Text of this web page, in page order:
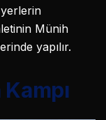
Münih
yapılır.